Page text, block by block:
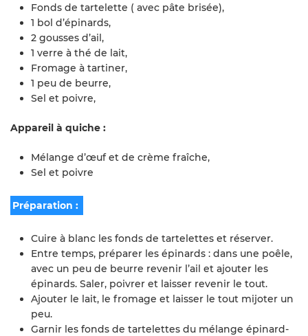
Fonds de tartelette ( avec pâte brisée),
1 bol d’épinards,
2 gousses d’ail,
1 verre à thé de lait,
Fromage à tartiner,
1 peu de beurre,
Sel et poivre,
Appareil à quiche :
Mélange d’œuf et de crème fraîche,
Sel et poivre
Préparation :
Cuire à blanc les fonds de tartelettes et réserver.
Entre temps, préparer les épinards : dans une poêle,
avec un peu de beurre revenir l’ail et ajouter les
épinards. Saler, poivrer et laisser revenir le tout.
Ajouter le lait, le fromage et laisser le tout mijoter un
peu.
Garnir les fonds de tartelettes du mélange épinard-